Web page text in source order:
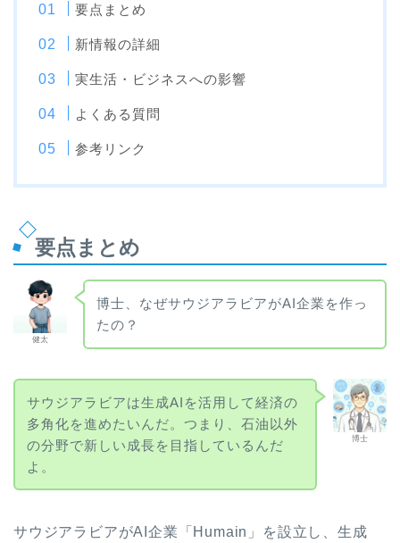
要点まとめ
新情報の詳細
実生活・ビジネスへの影響
よくある質問
参考リンク
要点まとめ
健太
博士、なぜサウジアラビアがAI企業を作っ
たの？
博士
サウジアラビアは生成AIを活用して経済の
多角化を進めたいんだ。つまり、石油以外
の分野で新しい成長を目指しているんだ
よ。
サウジアラビアがAI企業「Humain」を設立し、生成